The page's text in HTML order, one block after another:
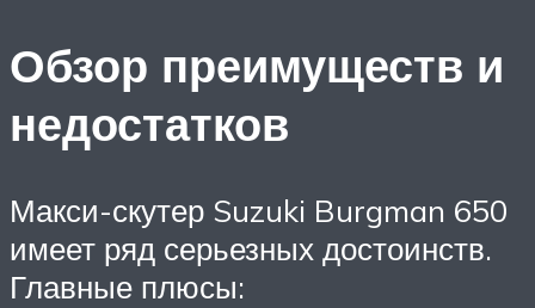
Обзор преимуществ и
недостатков
Макси-скутер Suzuki Burgman 650
имеет ряд серьезных достоинств.
Главные плюсы: